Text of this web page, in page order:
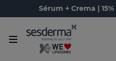
Sérum + Crema |